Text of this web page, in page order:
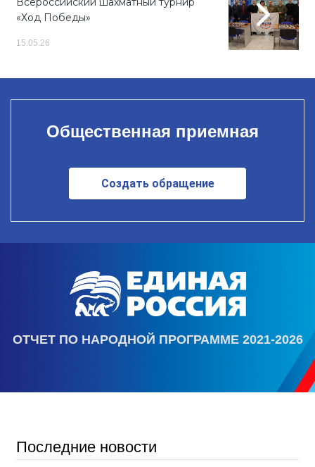
«Ход Победы»
15.05.26
Общественная приемная
Создать обращение
ОТЧЕТ ПО НАРОДНОЙ ПРОГРАММЕ 2021-2026
Последние новости